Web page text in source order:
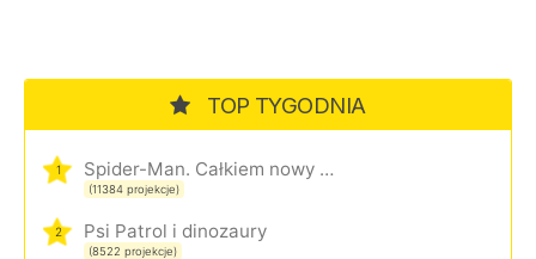
TOP TYGODNIA
1 Spider-Man. Całkiem nowy dzień
(11384 projekcje)
2 Psi Patrol i dinozaury
(8522 projekcje)